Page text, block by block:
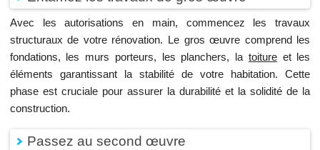
Avec les autorisations en main, commencez les travaux
structuraux de votre rénovation. Le gros œuvre comprend les
fondations, les murs porteurs, les planchers, la toitureet les
éléments garantissant la stabilité de votre habitation. Cette
phase est cruciale pour assurer la durabilité et la solidité de la
construction.
Passez au second œuvre